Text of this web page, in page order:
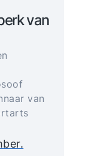
van
van